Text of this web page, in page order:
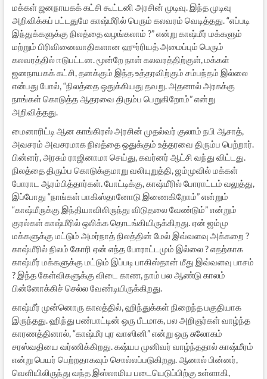
மக்கள் ஜனநாயகக் கட்சி கூட்டனி அரசின் முடிவு. இந்த முடிவு
அறிவிக்கப் பட்டதுமே காஷ்மீரில் பெரும் கலவரம் வெடித்தது. “எப்படி
இந்துக்களுக்கு நிலத்தை வழங்கலாம் ?” என்று காஷ்மீர் மக்களும்
மற்றும் பிரிவினைவாதிகளான ஹுர்ரியத் அமைப்பும் பெரும்
கலவரத்தில் ஈடுபட்டன. மூன்றே நாள் கலவரத்திற்குள், மக்கள்
ஜனநாயகக் கட்சி, தனக்கும் இந்த உத்தரவிற்கும் சம்பந்தம் இல்லை
என்பது போல், “நிலத்தை ஒதுக்கியது தவறு. அதனால் அரசுக்கு
நாங்கள் கொடுத்த ஆதரவை திரும்ப பெறுகிறோம்” என்று
அறிவித்தது.
மைனாரிட்டி ஆன காங்கிரஸ் அரசின் முதல்வர் குலாம் நபி ஆசாத்,
அவசரம் அவசரமாக நிலத்தை ஒதுக்கும் உத்தரவை திரும்ப பெற்றார்.
பின்னர், அரசும் ராஜினாமா செய்து, கவர்னர் ஆட்சி வந்து விட்டது.
நிலத்தை திரும்ப கொடுக்குமாறு வலியுறுத்தி, ஜம்முவில் மக்கள்
போராட ஆரம்பித்தார்கள். போட்டிக்கு, காஷ்மீரில் போராட்டம் வலுத்து,
இப்போது “நாங்கள் பாகிஸ்தானோடு இணைகிறோம்” என்றும்
“காஷ்மீருக்கு இந்தியாவிலிருந்து விடுதலை வேண்டும்” என்றும்
குரல்கள் காஷ்மீரில் ஒலிக்க தொடங்கியிருக்கிறது. ஏன் ஜம்மு
மக்களுக்கு மட்டும் அமர்நாத் நிலத்தின் மேல் இவ்வளவு அக்கறை ?
காஷ்மீரில் நிலம் கோரி ஏன் எந்த போராட்டமும் இல்லை ? எதற்காக
காஷ்மீர் மக்களுக்கு மட்டும் இப்படி பாகிஸ்தான் மீது இவ்வளவு பாசம்
? இந்த கேள்விகளுக்கு விடை காண, நாம் பல ஆண்டு காலம்
பின்னோக்கிச் செல்ல வேண்டியிருக்கிறது.
காஷ்மீர் முன்னொரு காலத்தில், ஹிந்துக்கள் நிறைந்த பகுதியாக
இருந்தது. ஹிந்து பண்பாட்டின் ஒரு பீடமாக, பல அறிஞர்கள் வாழ்ந்த
காரணத்தினால், “காஷ்மீர புர வாஸினி” என்று ஒரு சுலோகம்
சரஸ்வதியை வர்ணிக்கிறது. கஷ்யப முனிவர் வாழ்ந்ததால் காஷ்மீரம்
என்று பெயர் பெற்றதாகவும் சொல்லப்படுகிறது. ஆனால் பின்னர்,
வெளியிலிருந்து வந்த இஸ்லாமிய படையெடுப்பிற்கு உள்ளாகி,